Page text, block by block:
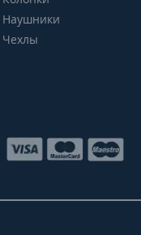
Наушники
Чехлы